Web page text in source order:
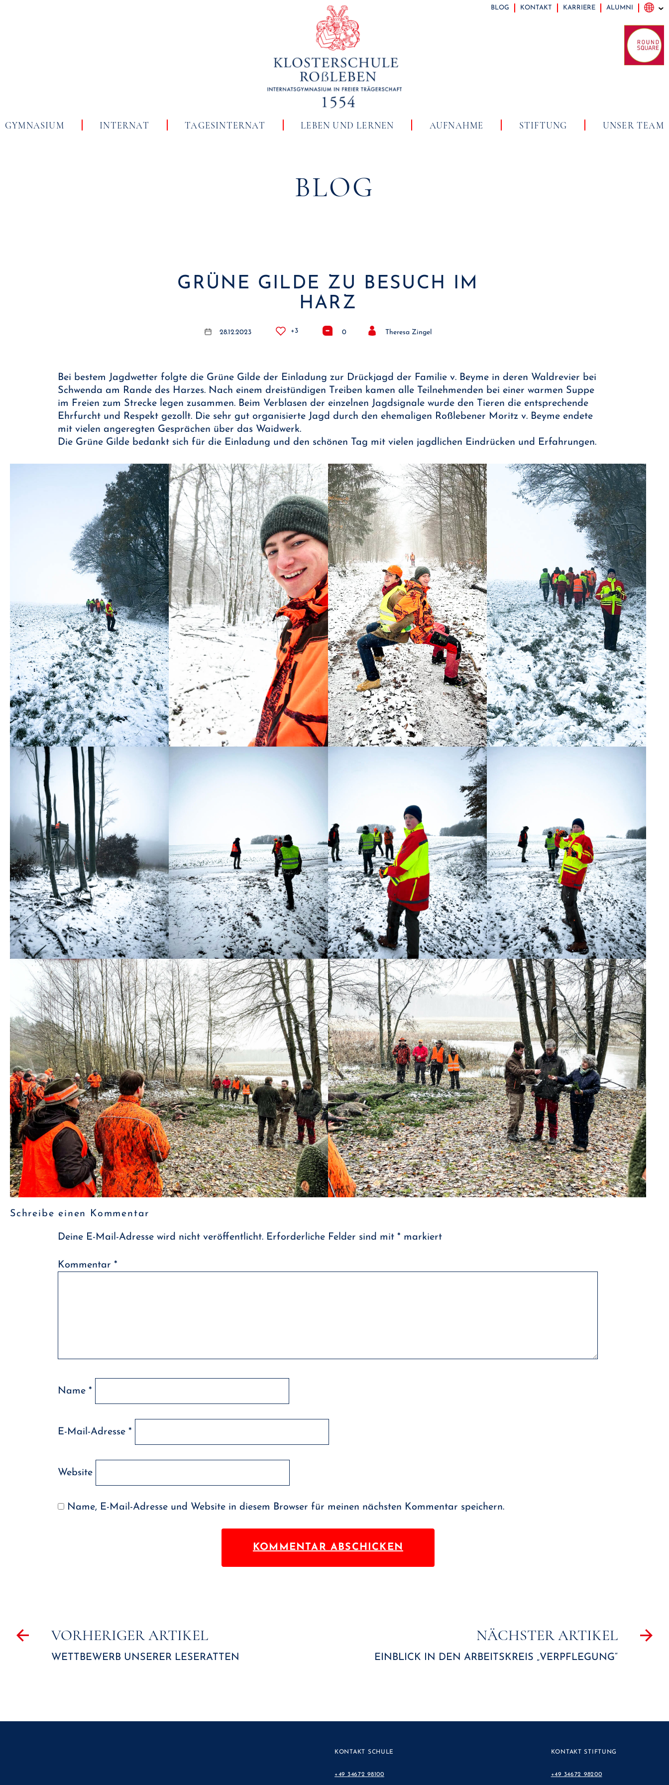
BLOG KONTAKT KARRIERE ALUMNI
GYMNASIUM INTERNAT TAGESINTERNAT LEBEN UND LERNEN AUFNAHME STIFTUNG UNSER TEAM
BLOG
GRÜNE GILDE ZU BESUCH IM
HARZ
28.12.2023 +3 0 Theresa Zingel
Bei bestem Jagdwetter folgte die Grüne Gilde der Einladung zur Drückjagd der Familie v. Beyme in deren Waldrevier bei
Schwenda am Rande des Harzes. Nach einem dreistündigen Treiben kamen alle Teilnehmenden bei einer warmen Suppe
im Freien zum Strecke legen zusammen. Beim Verblasen der einzelnen Jagdsignale wurde den Tieren die entsprechende
Ehrfurcht und Respekt gezollt. Die sehr gut organisierte Jagd durch den ehemaligen Roßlebener Moritz v. Beyme endete
mit vielen angeregten Gesprächen über das Waidwerk.
Die Grüne Gilde bedankt sich für die Einladung und den schönen Tag mit vielen jagdlichen Eindrücken und Erfahrungen.
Schreibe einen Kommentar
Deine E-Mail-Adresse wird nicht veröffentlicht. Erforderliche Felder sind mit* markiert
Kommentar*
Name*
E-Mail-Adresse*
Website
Name, E-Mail-Adresse und Website in diesem Browser für meinen nächsten Kommentar speichern.
Beitragsnavigation
VORHERIGER ARTIKEL
WETTBEWERB UNSERER LESERATTEN
NÄCHSTER ARTIKEL
EINBLICK IN DEN ARBEITSKREIS „VERPFLEGUNG“
KONTAKT SCHULE
+49 34672 98100
KONTAKT STIFTUNG
+49 34672 98200